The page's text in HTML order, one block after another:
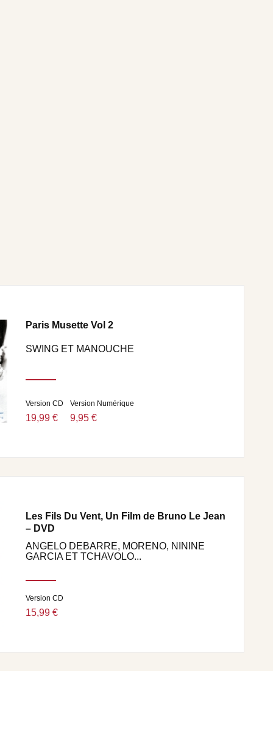
Paris Musette Vol 2
SWING ET MANOUCHE
Version CD
19,99 €
Version Numérique
9,95 €
Les Fils Du Vent, Un Film de Bruno Le Jean
– DVD
ANGELO DEBARRE, MORENO, NININE
GARCIA ET TCHAVOLO...
Version CD
15,99 €